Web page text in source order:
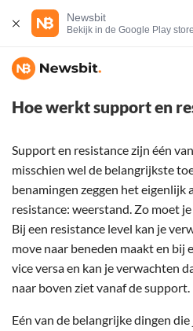
Newsbit
Bekijk in de Google Play store
Hoe werkt support en
Support en resistance zijn één
misschien wel de belangrijkste
benamingen zeggen het eigenlijk
resistance: weerstand. Zo moet
Bij een resistance level kan je
move naar beneden maakt en bij
vice versa en kan je verwachten
naar boven ziet vanaf de support.
Eén van de belangrijke dingen